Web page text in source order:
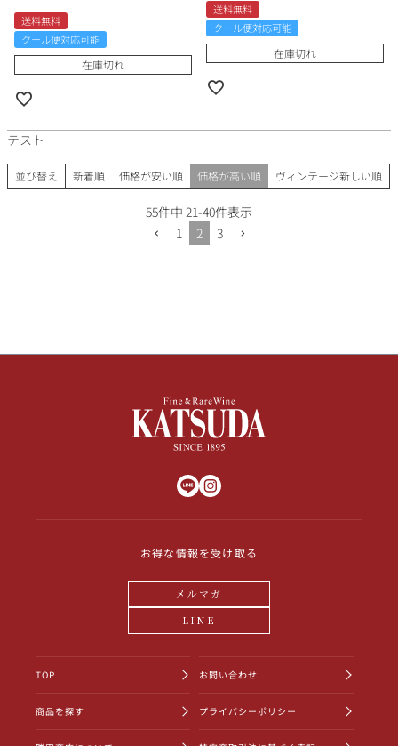
送料無料
クール便対応可能
在庫切れ
送料無料
クール便対応可能
在庫切れ
テスト
並び替え 新着順 価格が安い順 価格が高い順 ヴィンテージ新しい順
55件中 21-40件表示
1
2 3
お得な情報を受け取る
メルマガ
LINE
TOP
商品を探す
お問い合わせ
プライバシーポリシー